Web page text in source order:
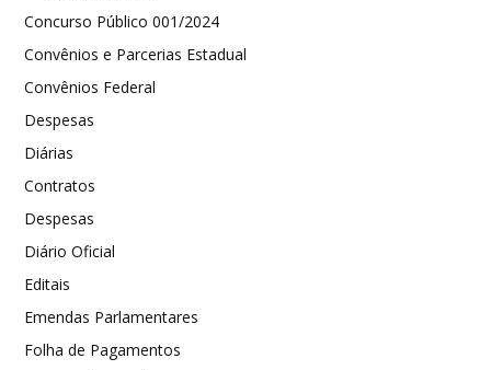
Concurso Público 001/2024
Convênios e Parcerias Estadual
Convênios Federal
Despesas
Diárias
Contratos
Despesas
Diário Oficial
Editais
Emendas Parlamentares
Folha de Pagamentos